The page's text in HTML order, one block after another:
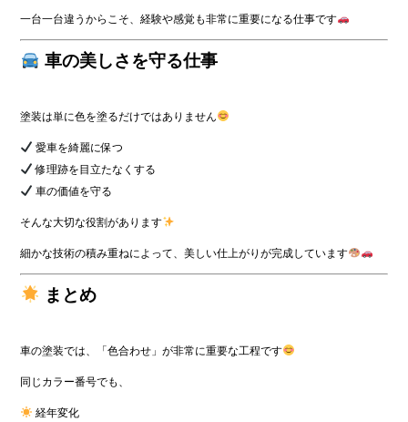
一台一台違うからこそ、経験や感覚も非常に重要になる仕事です
車の美しさを守る仕事
塗装は単に色を塗るだけではありません
愛車を綺麗に保つ
修理跡を目立たなくする
車の価値を守る
そんな大切な役割があります
細かな技術の積み重ねによって、美しい仕上がりが完成しています
まとめ
車の塗装では、「色合わせ」が非常に重要な工程です
同じカラー番号でも、
経年変化